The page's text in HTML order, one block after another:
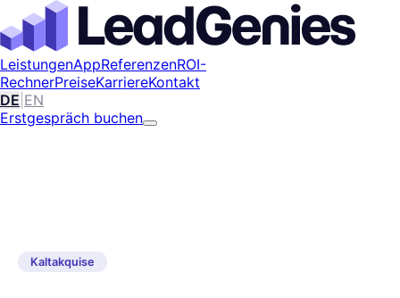
LeistungenAppReferenzenROI-
RechnerPreiseKarriereKontakt
DE EN
Erstgespräch buchen
Kaltakquise